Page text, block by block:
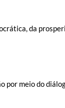
da
meio do